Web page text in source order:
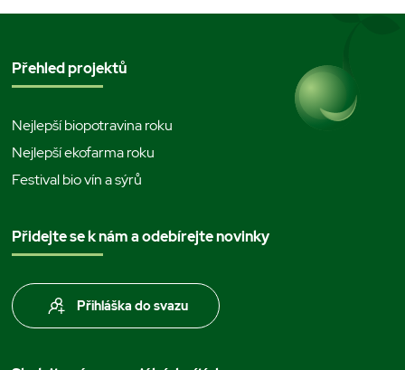
Přehled projektů
Nejlepší biopotravina roku
Nejlepší ekofarma roku
Festival bio vín a sýrů
Přidejte se k nám a odebírejte novinky
Přihláška do svazu